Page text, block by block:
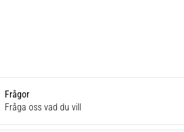
Frågor
Fråga oss vad du vill